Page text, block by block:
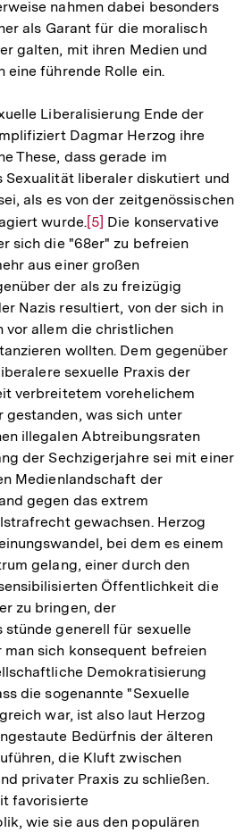
nahmen dabei besonders
als Garant für die moralisch
galten, mit ihren Medien und
eine führende Rolle ein.
Liberalisierung Ende der
Dagmar Herzog ihre
These, dass gerade im
Sexualität liberaler diskutiert und
als es von der zeitgenössischen
wurde.Zur
Auflösung
der
Fußnote
[5] Die konservative
sich die "68er" zu befreien
aus einer großen
der als zu freizügig
Nazis resultiert, von der sich in
vor allem die christlichen
wollten. Dem gegenüber
sexuelle Praxis der
verbreitetem vorehelichem
gestanden, was sich unter
illegalen Abtreibungsraten
der Sechzigerjahre sei mit einer
Medienlandschaft der
gegen das extrem
gewachsen. Herzog
bei dem es einem
gelang, einer durch den
Öffentlichkeit die
zu bringen, der
stünde generell für sexuelle
man sich konsequent befreien
Demokratisierung
die sogenannte "Sexuelle
war, ist also laut Herzog
Bedürfnis der älteren
die Kluft zwischen
privater Praxis zu schließen.
favorisierte
wie sie aus den populären